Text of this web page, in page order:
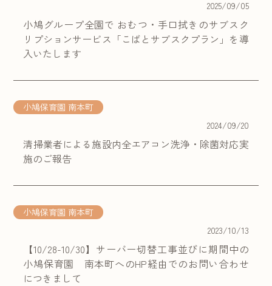
2025/09/05
小鳩グループ全園で おむつ・手口拭きのサブスク
リプションサービス「こばとサブスクプラン」を導
入いたします
小鳩保育園 南本町
2024/09/20
清掃業者による施設内全エアコン洗浄・除菌対応実
施のご報告
小鳩保育園 南本町
2023/10/13
【10/28-10/30】サーバー切替工事並びに期間中の
小鳩保育園 南本町へのHP経由でのお問い合わせ
につきまして